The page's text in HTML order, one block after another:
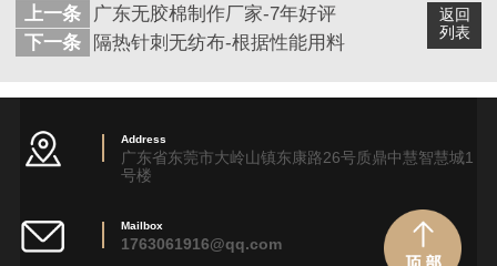
返回
列表
上一条
广东无胶棉制作厂家-7年好评
下一条
隔热针刺无纺布-根据性能用料
Address
广东省东莞市大岭山镇东康路26号质鼎中慧智慧城1
号楼
Mailbox
1763061916@qq.com